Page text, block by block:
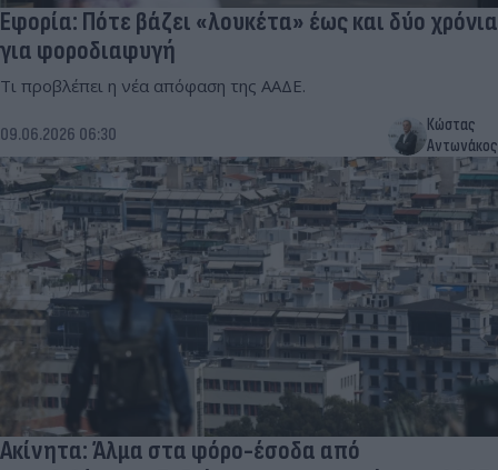
Εφορία: Πότε βάζει «λουκέτα» έως και δύο χρόνια
για φοροδιαφυγή
Τι προβλέπει η νέα απόφαση της ΑΑΔΕ.
09.06.2026 06:30
Κώστας
Αντωνάκος
Ακίνητα: Άλμα στα φόρο-έσοδα από